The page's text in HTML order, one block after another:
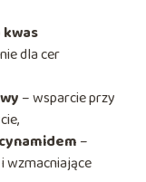
kwas
dla cer
– wsparcie przy
–
wzmacniające